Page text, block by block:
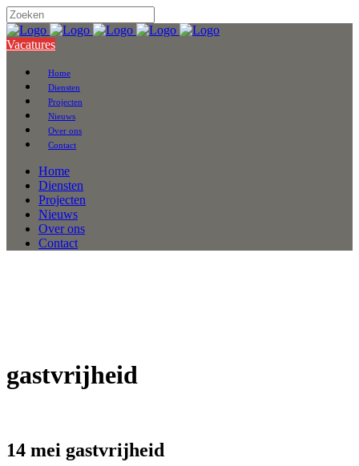
Vacatures
Home
Diensten
Projecten
Nieuws
Over ons
Contact
Home
Diensten
Projecten
Nieuws
Over ons
Contact
gastvrijheid
14 mei gastvrijheid